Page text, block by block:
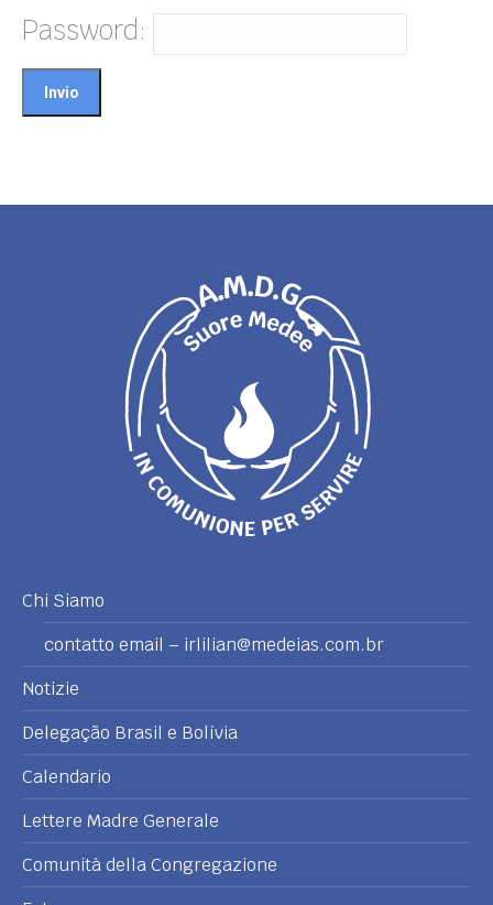
Password:
Chi Siamo
contatto email – irlilian@medeias.com.br
Notizie
Delegação Brasil e Bolívia
Calendario
Lettere Madre Generale
Comunità della Congregazione